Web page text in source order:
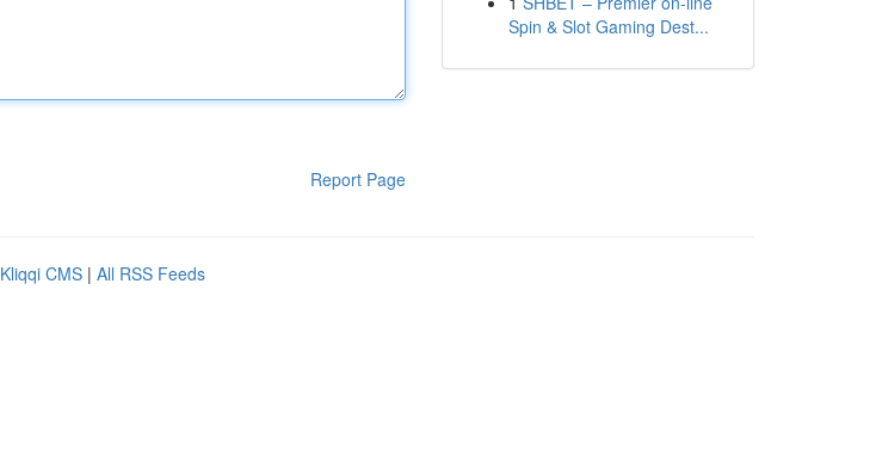
Report Page
Spin & Slot Gaming Dest...
Kliqqi CMS | All RSS Feeds